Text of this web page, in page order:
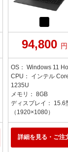
94,800 円
OS： Windows 11
CPU： インテル
1235U
メモリ： 8GB
ディスプレイ： 15.6
（1920×1080）
詳細を見る・ご注